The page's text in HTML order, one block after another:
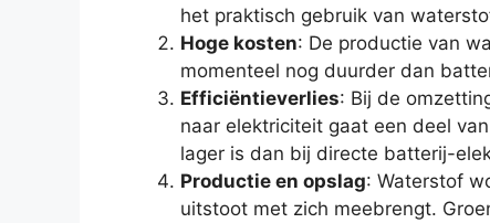
het praktisch gebruik van
Hoge kosten: De productie van
momenteel nog duurder dan
Efficiëntieverlies: Bij de
naar elektriciteit gaat een deel
lager is dan bij directe batterij-
Productie en opslag: Waterstof
uitstoot met zich meebrengt.